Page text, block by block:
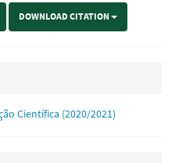
DOWNLOAD CITATION
Científica (2020/2021)